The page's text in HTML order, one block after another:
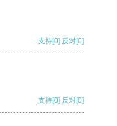
支持[0] 反对[0]
支持[0] 反对[0]